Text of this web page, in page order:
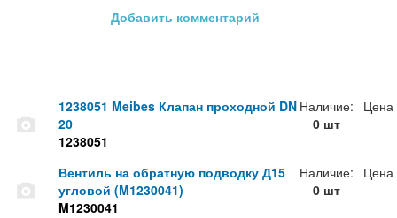
Добавить комментарий
1238051 Meibes Клапан проходной DN
20
1238051
Наличие:
0 шт
Цена
Вентиль на обратную подводку Д15
угловой (M1230041)
M1230041
Наличие:
0 шт
Цена